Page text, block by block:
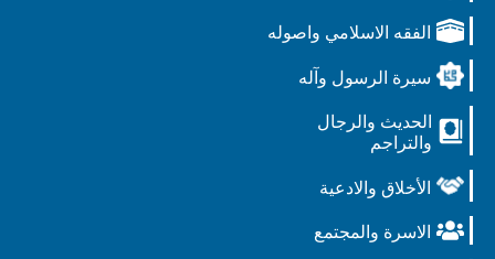
الفقه الاسلامي واصوله
سيرة الرسول وآله
الحديث والرجال
والتراجم
الأخلاق والادعية
الاسرة والمجتمع